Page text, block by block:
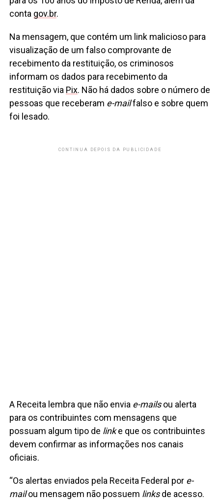
conta gov.br.
Na mensagem, que contém um link malicioso para
visualização de um falso comprovante de
recebimento da restituição, os criminosos
informam os dados para recebimento da
restituição via Pix. Não há dados sobre o número de
pessoas que receberam e-mailfalso e sobre quem
foi lesado.
CONTINUA DEPOIS DA PUBLICIDADE
A Receita lembra que não envia e-mailsou alerta
para os contribuintes com mensagens que
possuam algum tipo de linke que os contribuintes
devem confirmar as informações nos canais
oficiais.
“Os alertas enviados pela Receita Federal por e-
mailou mensagem não possuem linksde acesso.